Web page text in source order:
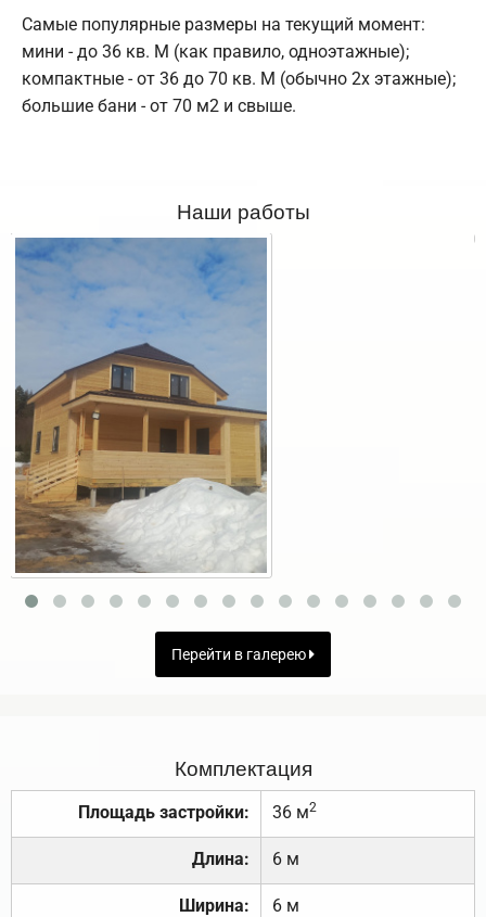
Самые популярные размеры на текущий момент:
мини - до 36 кв. М (как правило, одноэтажные);
компактные - от 36 до 70 кв. М (обычно 2х этажные);
большие бани - от 70 м2 и свыше.
Наши работы
Перейти в галерею
Комплектация
Площадь застройки: 36 м2
Длина: 6 м
Ширина: 6 м